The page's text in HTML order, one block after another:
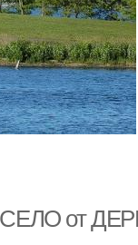
СЕЛО от